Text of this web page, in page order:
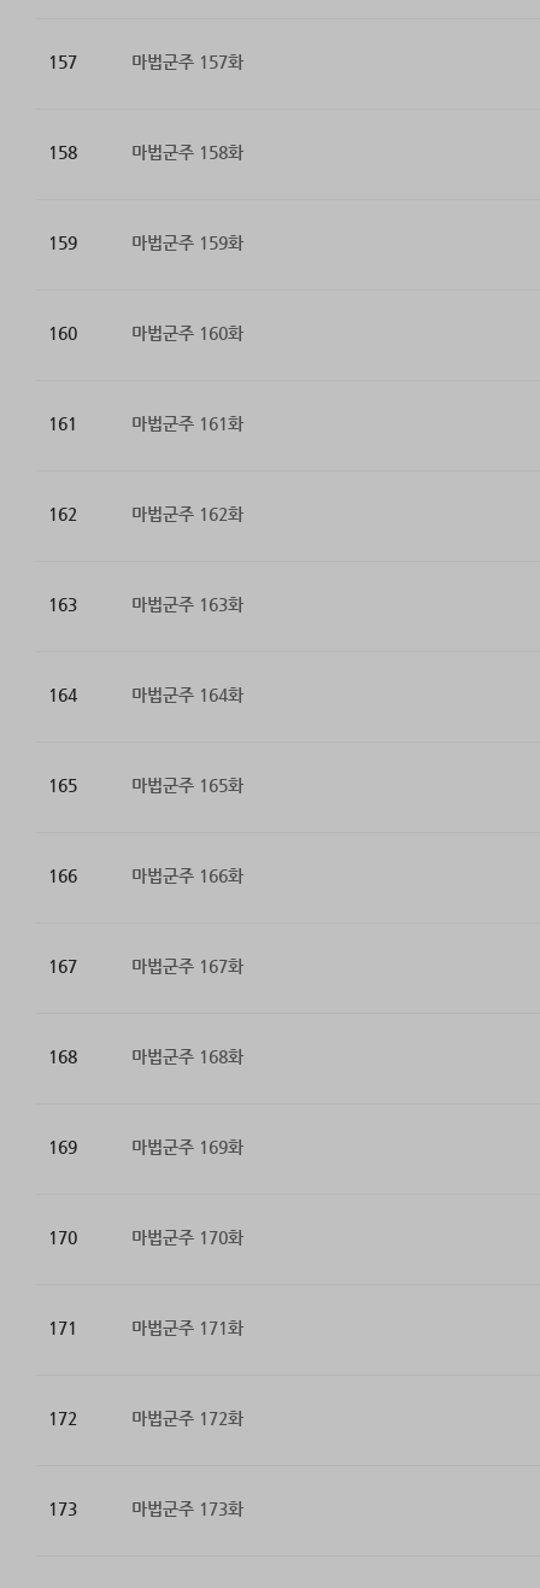
157 마법군주 157화
158 마법군주 158화
159 마법군주 159화
160 마법군주 160화
161 마법군주 161화
162 마법군주 162화
163 마법군주 163화
164 마법군주 164화
165 마법군주 165화
166 마법군주 166화
167 마법군주 167화
168 마법군주 168화
169 마법군주 169화
170 마법군주 170화
171 마법군주 171화
172 마법군주 172화
173 마법군주 173화